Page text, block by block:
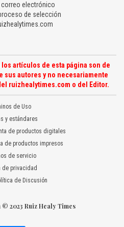
correo electrónico
de selección
artículos de esta página son de
sus autores y no necesariamente
ruizhealytimes.com o del Editor.
de Uso
y estándares
de productos digitales
de productos impresos
de servicio
de privacidad
de Discusión
2023 Ruiz Healy Times